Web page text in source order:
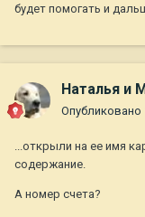
будет помогать и
Наталья и
Опубликовано
...открыли на ее имя
содержание.
А номер счета?